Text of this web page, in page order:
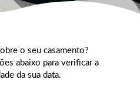
o seu casamento?
abaixo para verificar a
da sua data.